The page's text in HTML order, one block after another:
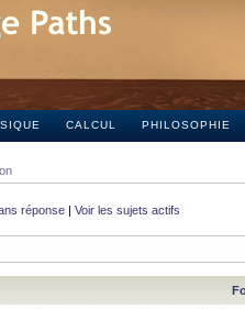
CALCUL PHILOSOPHIE
réponse | Voir les sujets actifs